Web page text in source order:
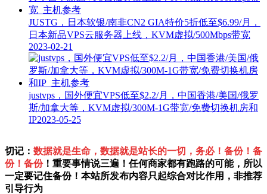
JUSTG，日本软银/南非CN2 GIA特价5折低至$6.99/月，
日本新品VPS云服务器上线，KVM虚拟/500Mbps带宽
2023-02-21
justvps，国外便宜VPS低至$2.2/月，中国香港/美国/俄罗
斯/加拿大等，KVM虚拟/300M-1G带宽/免费切换机房和
IP2023-05-25
切记： 数据就是生命，数据就是站长的一切，务必！备份！备
份！备份！重要事情说三遍！任何商家都有跑路的可能，所以
一定要记住备份！本站所发布内容只起综合对比作用，非推荐
引导行为